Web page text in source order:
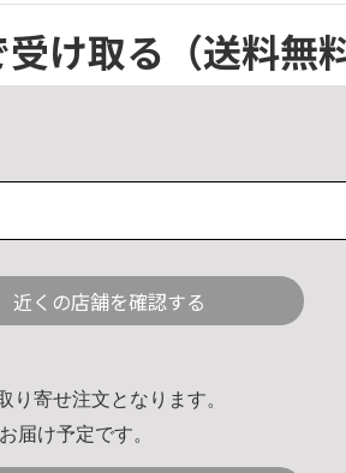
け取る （送料無
近くの店舗を確認する
り寄せ注文となります。
届け予定です。